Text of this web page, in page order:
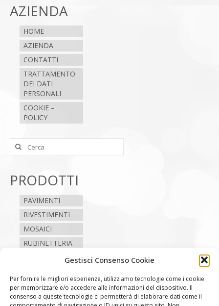
Gestisci Consenso Cookie
Per fornire le migliori esperienze, utilizziamo tecnologie come i cookie
per memorizzare e/o accedere alle informazioni del dispositivo. Il
consenso a queste tecnologie ci permetterà di elaborare dati come il
AZIENDA
HOME
AZIENDA
CONTATTI
TRATTAMENTO
DEI DATI
PERSONALI
COOKIE –
POLICY
Cerca:
PRODOTTI
PAVIMENTI
RIVESTIMENTI
MOSAICI
RUBINETTERIA